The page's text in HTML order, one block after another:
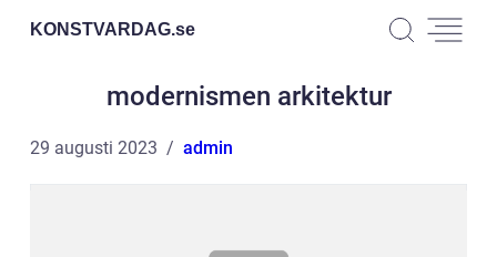
KONSTVARDAG.se
modernismen arkitektur
29 augusti 2023 admin